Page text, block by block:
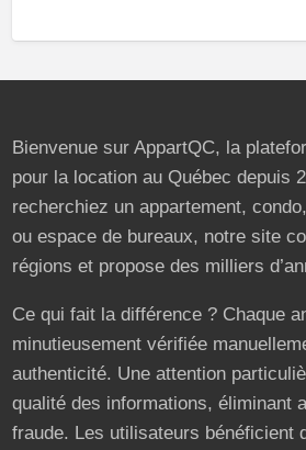
Bienvenue sur AppartQC, la
pour la location au Québec depuis
recherchiez un appartement,
ou espace de bureaux, notre site
régions et propose des milliers
Ce qui fait la différence ? Chaque
minutieusement vérifiée
authenticité. Une attention
qualité des informations, éliminant
fraude. Les utilisateurs bénéficient